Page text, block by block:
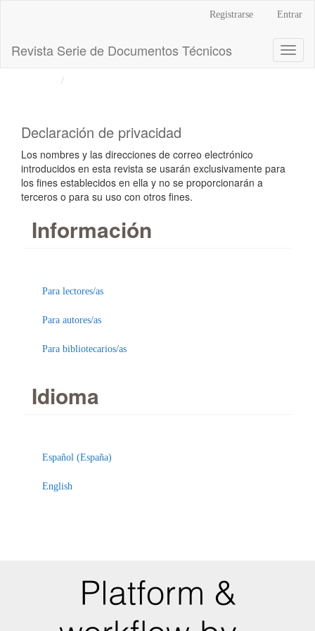
principal
Barra
Registrarse Entrar
Revista Serie de Documentos Técnicos
Declaración de privacidad
Los nombres y las direcciones de correo electrónico
introducidos en esta revista se usarán exclusivamente para
los fines establecidos en ella y no se proporcionarán a
terceros o para su uso con otros fines.
Información
Para lectores/as
Para autores/as
Para bibliotecarios/as
Idioma
Español (España)
English